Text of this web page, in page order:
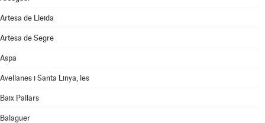
Artesa de Lleida
Artesa de Segre
Aspa
Avellanes i Santa Linya, les
Baix Pallars
Balaguer